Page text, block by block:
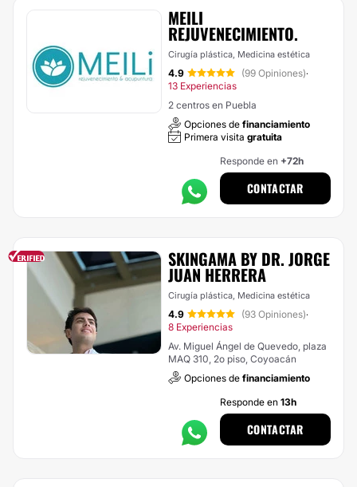
MEILI
REJUVENECIMIENTO.
Cirugía plástica, Medicina estética
4.9 (99 Opiniones)·
13 Experiencias
2 centros en Puebla
Opciones de financiamiento
Primera visita gratuita
Responde en +72h
CONTACTAR
SKINGAMA BY DR. JORGE
JUAN HERRERA
Cirugía plástica, Medicina estética
4.9 (93 Opiniones)·
8 Experiencias
Av. Miguel Ángel de Quevedo, plaza
MAQ 310, 2o piso, Coyoacán
Opciones de financiamiento
Responde en 13h
CONTACTAR